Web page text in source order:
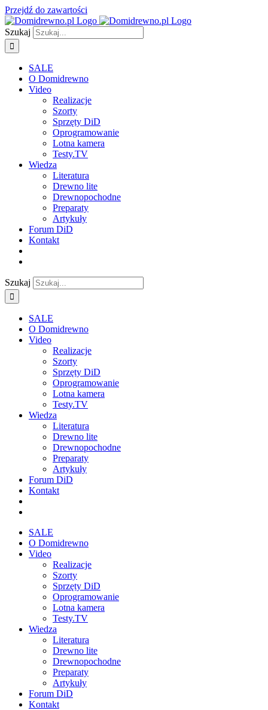
Przejdź do zawartości
Szukaj
SALE
O Domidrewno
Video
Realizacje
Szorty
Sprzęty DiD
Oprogramowanie
Lotna kamera
Testy.TV
Wiedza
Literatura
Drewno lite
Drewnopochodne
Preparaty
Artykuły
Forum DiD
Kontakt
Szukaj
SALE
O Domidrewno
Video
Realizacje
Szorty
Sprzęty DiD
Oprogramowanie
Lotna kamera
Testy.TV
Wiedza
Literatura
Drewno lite
Drewnopochodne
Preparaty
Artykuły
Forum DiD
Kontakt
SALE
O Domidrewno
Video
Realizacje
Szorty
Sprzęty DiD
Oprogramowanie
Lotna kamera
Testy.TV
Wiedza
Literatura
Drewno lite
Drewnopochodne
Preparaty
Artykuły
Forum DiD
Kontakt